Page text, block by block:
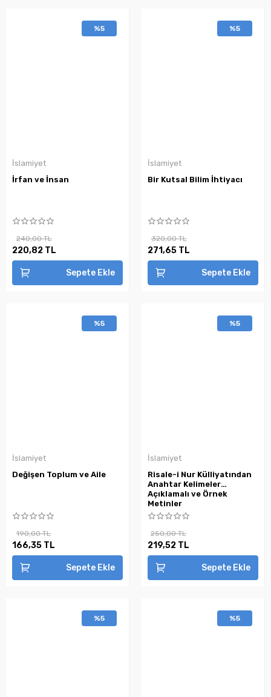
%5
İslamiyet
İrfan ve İnsan
240,00 TL
220,82 TL
Sepete Ekle
%5
İslamiyet
Bir Kutsal Bilim İhtiyacı
320,00 TL
271,65 TL
Sepete Ekle
%5
İslamiyet
Değişen Toplum ve Aile
190,00 TL
166,35 TL
Sepete Ekle
%5
İslamiyet
Risale-i Nur Külliyatından
Anahtar Kelimeler
Açıklamalı ve Örnek
Metinler
250,00 TL
219,52 TL
Sepete Ekle
%5 %5